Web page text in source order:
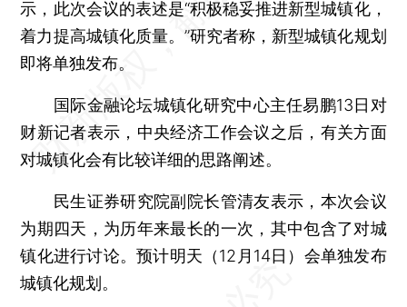
示，此次会议的表述是“积极稳妥推进新型城镇化，
着力提高城镇化质量。”研究者称，新型城镇化规划
即将单独发布。
国际金融论坛城镇化研究中心主任易鹏13日对
财新记者表示，中央经济工作会议之后，有关方面
对城镇化会有比较详细的思路阐述。
民生证券研究院副院长管清友表示，本次会议
为期四天，为历年来最长的一次，其中包含了对城
镇化进行讨论。预计明天（12月14日）会单独发布
城镇化规划。